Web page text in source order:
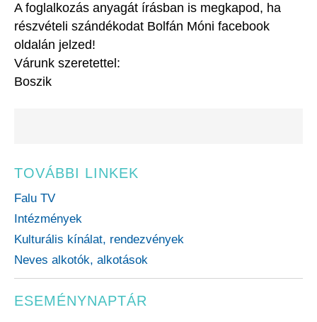
A foglalkozás anyagát írásban is megkapod, ha
részvételi szándékodat Bolfán Móni facebook
oldalán jelzed!
Várunk szeretettel:
Boszik
TOVÁBBI LINKEK
Falu TV
Intézmények
Kulturális kínálat, rendezvények
Neves alkotók, alkotások
ESEMÉNYNAPTÁR